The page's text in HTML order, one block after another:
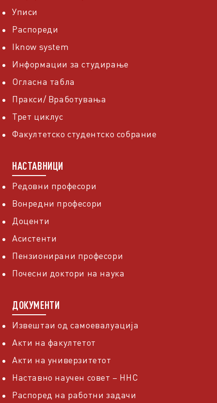
Уписи
Распореди
Iknow system
Информации за студирање
Огласна табла
Пракси/ Вработувања
Трет циклус
Факултетско студентско собрание
НАСТАВНИЦИ
Редовни професори
Вонредни професори
Доценти
Асистенти
Пензионирани професори
Почесни доктори на наука
ДОКУМЕНТИ
Извештаи од самоевалуација
Акти на факултетот
Акти на универзитетот
Наставно научен совет – ННС
Распоред на работни задачи